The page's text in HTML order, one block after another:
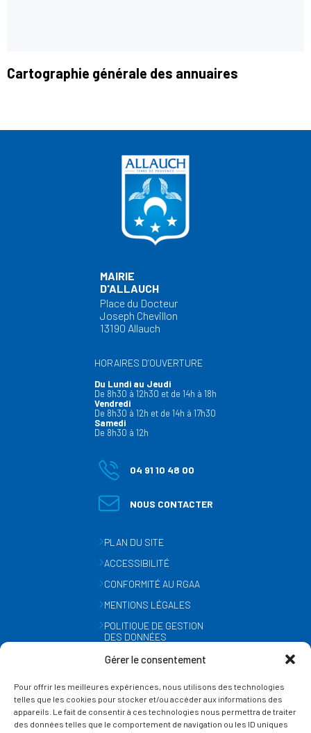
Gérer le consentement
Pour offrir les meilleures expériences, nous utilisons des technologies
telles que les cookies pour stocker et/ou accéder aux informations des
appareils. Le fait de consentir à ces technologies nous permettra de traiter
des données telles que le comportement de navigation ou les ID uniques
Cartographie générale des annuaires
MAIRIE
D'ALLAUCH
Place du Docteur
Joseph Chevillon
13190 Allauch
HORAIRES D’OUVERTURE
Du Lundi au Jeudi
De 8h30 à 12h30 et de 14h à 18h
Vendredi
De 8h30 à 12h et de 14h à 17h30
Samedi
De 8h30 à 12h
04 91 10 48 00
NOUS CONTACTER
PLAN DU SITE
ACCESSIBILITÉ
CONFORMITÉ AU RGAA
MENTIONS LÉGALES
POLITIQUE DE GESTION
DES DONNÉES
GESTION DES COOKIES